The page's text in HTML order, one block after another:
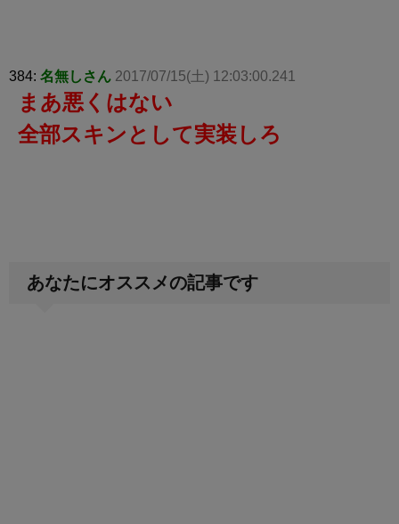
384: 名無しさん 2017/07/15(土) 12:03:00.241
まあ悪くはない
全部スキンとして実装しろ
あなたにオススメの記事です